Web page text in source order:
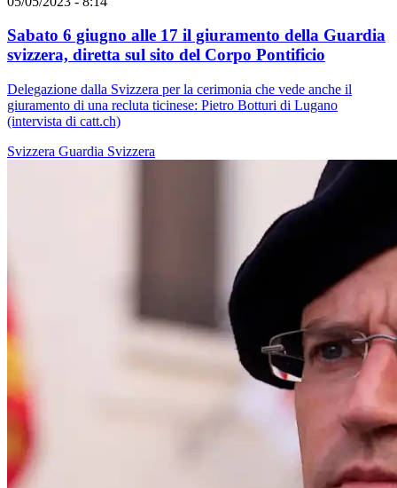
Sabato 6 giugno alle 17 il giuramento della Guardia
svizzera, diretta sul sito del Corpo Pontificio
Delegazione dalla Svizzera per la cerimonia che vede anche il
giuramento di una recluta ticinese: Pietro Botturi di Lugano
(intervista di catt.ch)
Svizzera Guardia Svizzera